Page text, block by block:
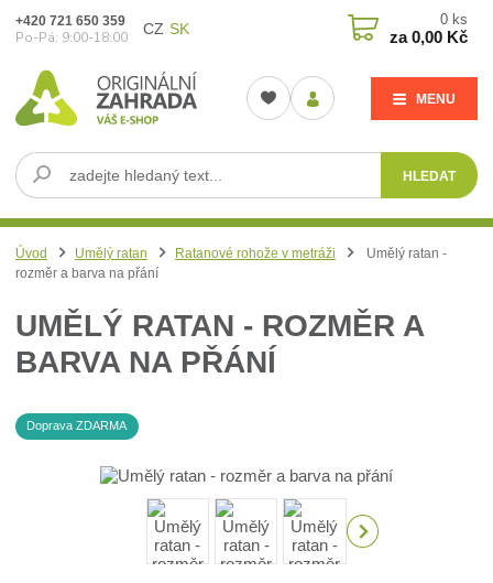
CZ SK
MENU
HLEDAT
+420 721 650 359
Po-Pá: 9:00-18:00
0 ks
za0,00 Kč
Úvod Umělý ratan Ratanové rohože v metráži
Umělý ratan -
rozměr a barva na přání
UMĚLÝ RATAN - ROZMĚR A
BARVA NA PŘÁNÍ
Doprava ZDARMA